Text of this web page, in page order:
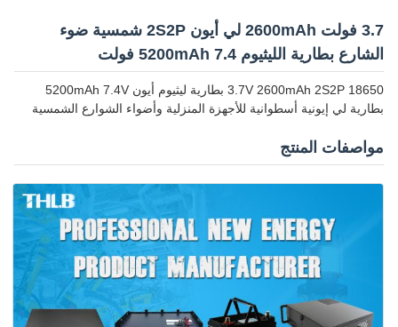
3.7 فولت 2600mAh لي أيون 2S2P شمسية ضوء
الشارع بطارية الليثيوم 5200mAh 7.4 فولت
18650 3.7V 2600mAh 2S2P بطارية ليثيوم أيون 5200mAh 7.4V
بطارية لي إيونية أسطوانية للأجهزة المنزلية وأضواء الشوارع الشمسية
مواصفات المنتج